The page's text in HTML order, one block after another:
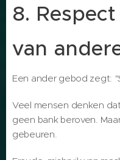
8.
van
Een ander gebod zegt:
Veel mensen denken
geen bank beroven.
gebeuren.